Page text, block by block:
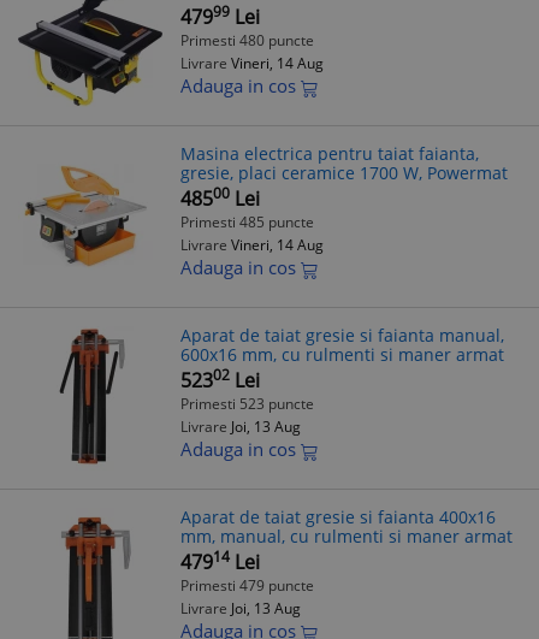
180mm Kraft
47999 Lei
Primesti 480 puncte
Livrare Vineri, 14 Aug
Adauga in cos
Masina electrica pentru taiat faianta,
gresie, placi ceramice 1700 W, Powermat
48500 Lei
Primesti 485 puncte
Livrare Vineri, 14 Aug
Adauga in cos
Aparat de taiat gresie si faianta manual,
600x16 mm, cu rulmenti si maner armat
52302 Lei
Primesti 523 puncte
Livrare Joi, 13 Aug
Adauga in cos
Aparat de taiat gresie si faianta 400x16
mm, manual, cu rulmenti si maner armat
47914 Lei
Primesti 479 puncte
Livrare Joi, 13 Aug
Adauga in cos